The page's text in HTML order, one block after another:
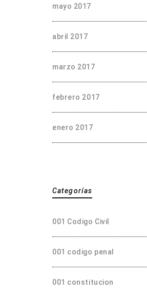
mayo 2017
abril 2017
marzo 2017
febrero 2017
enero 2017
Categorías
001 Codigo Civil
001 codigo penal
001 constitucion